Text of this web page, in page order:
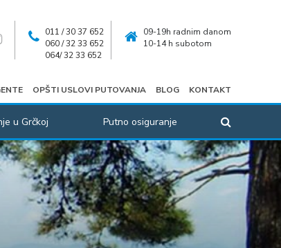
011 / 30 37 652
060 / 32 33 652
064/ 32 33 652
09-19h radnim danom
10-14 h subotom
OPŠTI USLOVI PUTOVANJA BLOG KONTAKT
u Grčkoj Putno osiguranje